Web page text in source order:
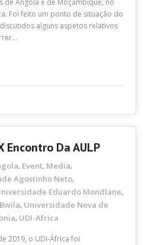
de Angola e de Moçambique, no
Foi feito um ponto de situação do
alguns aspetos relativos
Encontro Da AULP
, Event, Media,
Agostinho Neto,
Eduardo Mondlane,
, Universidade Nova de
, UDI-Africa
2019, o UDI-África foi